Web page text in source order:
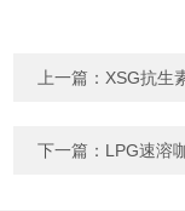
上一篇： XSG抗生
下一篇： LPG速溶